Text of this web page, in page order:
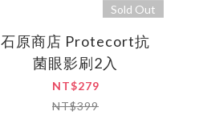
Sold Out
石原商店 Protecort抗
菌眼影刷2入
NT$279
NT$399